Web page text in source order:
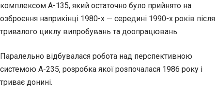
комплексом А-135, який остаточно було прийнято на
озброєння наприкінці 1980-х — середині 1990-х років після
тривалого циклу випробувань та доопрацювань.
Паралельно відбувалася робота над перспективною
системою А-235, розробка якої розпочалася 1986 року і
триває донині.